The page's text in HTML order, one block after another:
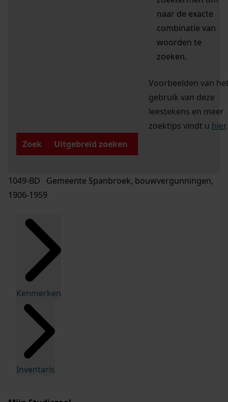
naar de exacte
combinatie van
woorden te
zoeken.
Voorbeelden van
gebruik van deze
leestekens en meer
zoektips vindt u hier.
Zoek
Uitgebreid zoeken
1049-BD Gemeente Spanbroek, bouwvergunningen,
1906-1959
Kenmerken
Inventaris